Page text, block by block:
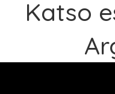
Katso